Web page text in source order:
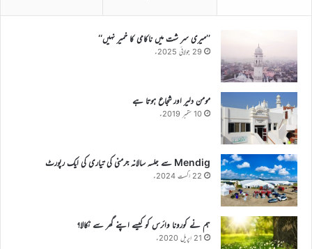
’’میری سر شت میں ناکامی کا خمیر نہیں‘‘
29 جولائی 2025ء
مومن دلیر اور شجاع ہوتا ہے
10 ستمبر 2019ء
Mendig سے جلسہ سالانہ جرمنی کی تیاری کی ایک رپورٹ
22 اگست 2024ء
ہم نے کورونا وائرس کو کیسے اپنے گھر سے نکالا؟
21 اپریل 2020ء